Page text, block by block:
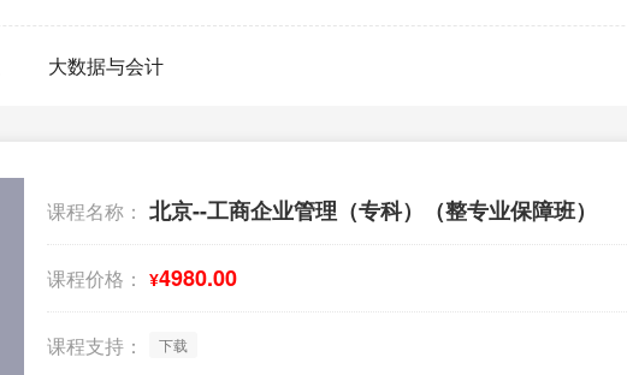
大数据与会计
课程名称： 北京--工商企业管理（专科）（整专业保障班）
课程价格： ¥4980.00
课程支持： 下载